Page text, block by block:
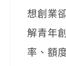
想創業
解青年
率、額